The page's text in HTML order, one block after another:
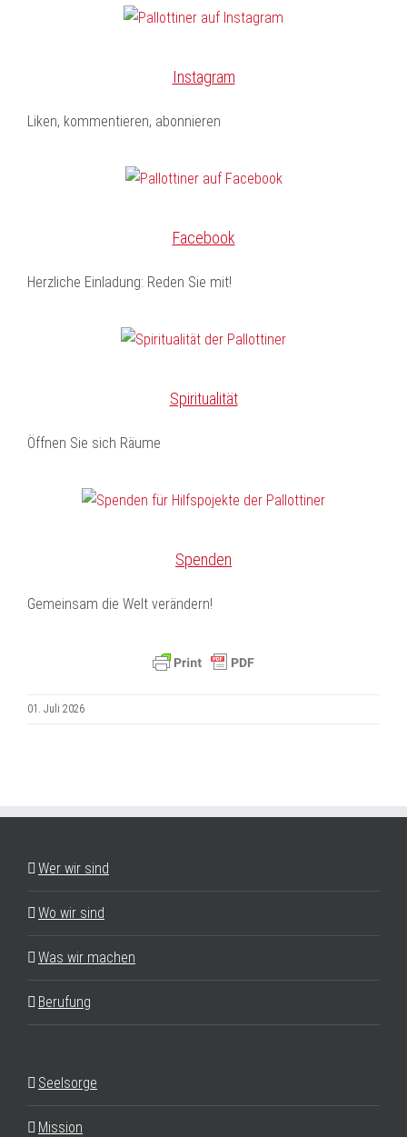
Instagram
Liken, kommentieren, abonnieren
Facebook
Herzliche Einladung: Reden Sie mit!
Spiritualität
Öffnen Sie sich Räume
Spenden
Gemeinsam die Welt verändern!
01. Juli 2026
Wer wir sind
Wo wir sind
Was wir machen
Berufung
Seelsorge
Mission